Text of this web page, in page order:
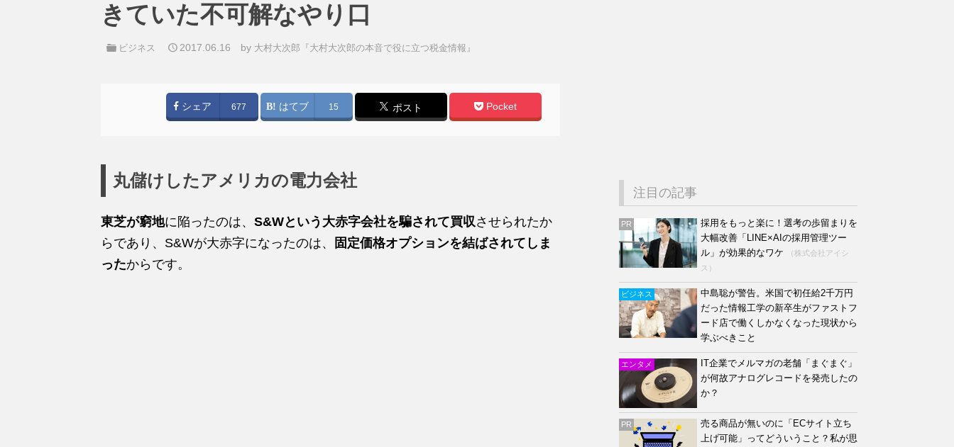
きていた不可解なやり口
ビジネス 2017.06.16 by 大村大次郎『大村大次郎の本音で役に立つ税金情報』
シェア 677 はてブ 15 ポスト Pocket
丸儲けしたアメリカの電力会社
東芝が窮地に陥ったのは、 S&Wという大赤字会社を騙されて買収 させられたか
らであり、S&Wが大赤字になったのは、
固定価格オプションを結ばされてしま
ったからです。
注目の記事
PR
採用をもっと楽に！選考の歩留まりを
大幅改善「LINE×AIの採用管理ツー
ル」が効果的なワケ
（株式会社アイシ
ス）
ビジネス
中島聡が警告。米国で初任給2千万円
だった情報工学の新卒生がファストフ
ード店で働くしかなくなった現状から
学ぶべきこと
エンタメ
IT企業でメルマガの老舗「まぐまぐ」
が何故アナログレコードを発売したの
か？
PR
売る商品が無いのに「ECサイト立ち
上げ可能」ってどういうこと？私が思